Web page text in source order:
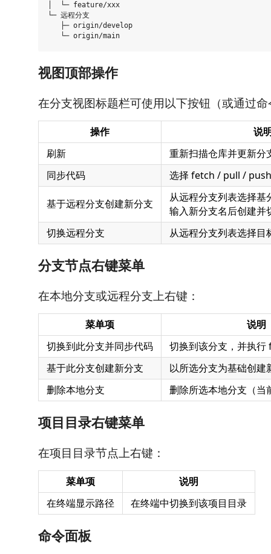
│  └─ feature/xxx
└─ 远程分支
   ├─ origin/develop
视图顶部操作
在分支视图标题栏可使用以下按钮（或通过
操作
说
刷新
重新扫描仓库并更新分
同步代码
选择 fetch / pull /
基于远程分支创建新分支
从远程分支列表选择基
输入新分支名后创建并
切换远程分支
从远程分支列表选择目
分支节点右键菜单
在本地分支或远程分支上右键：
菜单项
说明
切换到此分支并同步代码
切换到该分支，并执
基于此分支创建新分支
以所选分支为基础创建
删除本地分支
删除所选本地分支（当
项目目录右键菜单
在项目目录节点上右键：
菜单项
说明
在终端显示路径
在终端中切换到该项目目录
命令面板